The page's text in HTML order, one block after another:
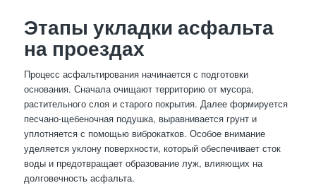
Этапы укладки асфальта
на проездах
Процесс асфальтирования начинается с подготовки
основания. Сначала очищают территорию от мусора,
растительного слоя и старого покрытия. Далее формируется
песчано-щебеночная подушка, выравнивается грунт и
уплотняется с помощью виброкатков. Особое внимание
уделяется уклону поверхности, который обеспечивает сток
воды и предотвращает образование луж, влияющих на
долговечность асфальта.